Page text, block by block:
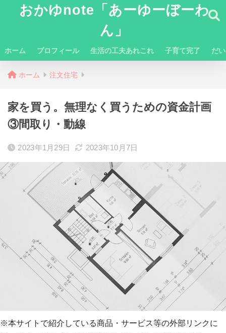
おかゆnote「あーゆーぼーわ
ん」
ホーム プロフィール 生活の工夫あれこれ 子育て完了 だ
ホーム 注文住宅
家を買う。無理なく買うための資金計画
③間取り・動線
2023年1月29日 2023年10月7日
※本サイトで紹介している商品・サービス等の外部リンクに